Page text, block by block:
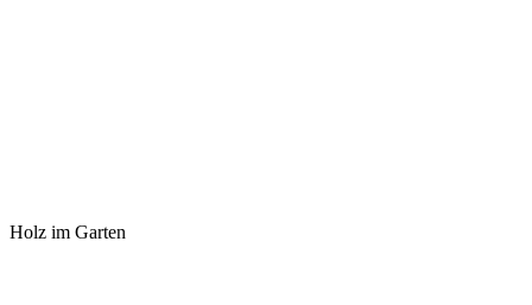
Holz im Garten